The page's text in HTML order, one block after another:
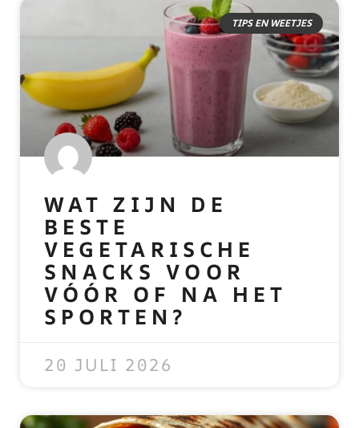
TIPS EN WEETJES
WAT ZIJN DE
BESTE
VEGETARISCHE
SNACKS VOOR
VÓÓR OF NA HET
SPORTEN?
20 JULI 2026